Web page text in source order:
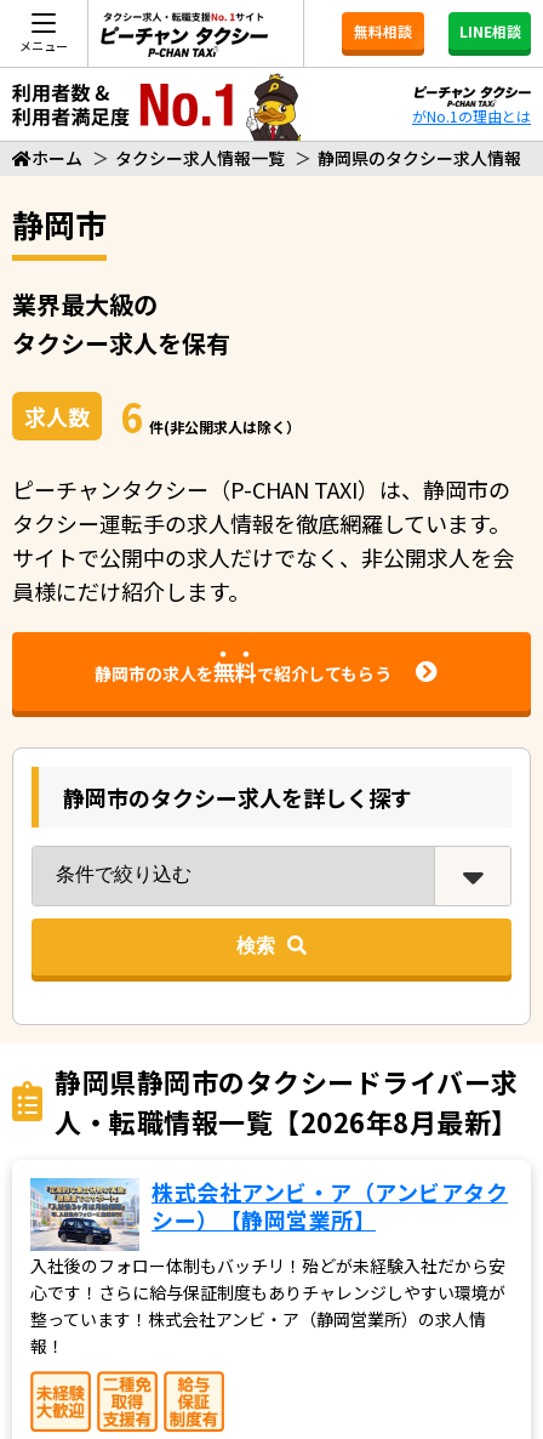
メニュー
無料相談 LINE相談
がNo.1の理由とは
ホーム ＞ タクシー求人情報一覧 ＞ 静岡県のタクシー求人情報
静岡市
業界最大級の
タクシー求人を保有
求人数 6 件(非公開求人は除く）
ピーチャンタクシー（P-CHAN TAXI）は、静岡市の
タクシー運転手の求人情報を徹底網羅しています。
サイトで公開中の求人だけでなく、非公開求人を会
員様にだけ紹介します。
静岡市の求人を無料で紹介してもらう
静岡市のタクシー求人を詳しく探す
検索
静岡県静岡市のタクシードライバー求
人・転職情報一覧【2026年8月最新】
株式会社アンビ・ア（アンビアタク
シー）【静岡営業所】
入社後のフォロー体制もバッチリ！殆どが未経験入社だから安
心です！さらに給与保証制度もありチャレンジしやすい環境が
整っています！株式会社アンビ・ア（静岡営業所）の求人情
報！